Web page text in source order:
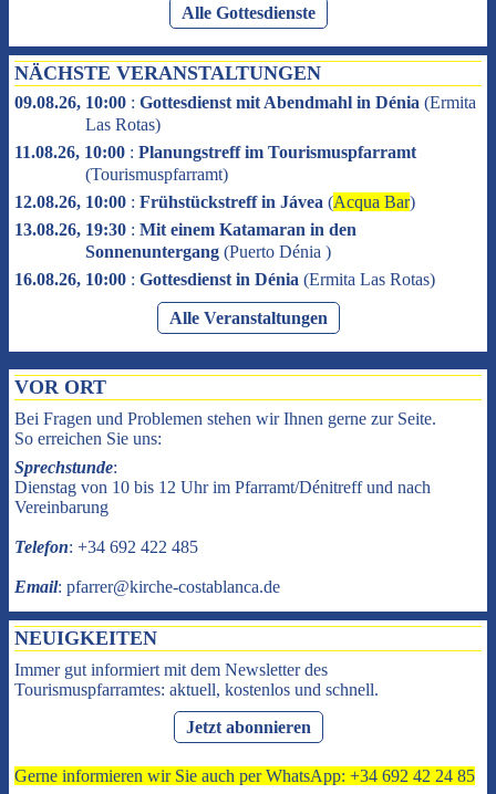
Alle Gottesdienste
NÄCHSTE VERANSTALTUNGEN
09.08.26, 10:00 : Gottesdienst mit Abendmahl in Dénia (Ermita
Las Rotas)
11.08.26, 10:00 : Planungstreff im Tourismuspfarramt
(Tourismuspfarramt)
12.08.26, 10:00 : Frühstückstreff in Jávea (Acqua Bar)
13.08.26, 19:30 : Mit einem Katamaran in den
Sonnenuntergang (Puerto Dénia )
16.08.26, 10:00 : Gottesdienst in Dénia (Ermita Las Rotas)
Alle Veranstaltungen
VOR ORT
Bei Fragen und Problemen stehen wir Ihnen gerne zur Seite.
So erreichen Sie uns:
Sprechstunde:
Dienstag von 10 bis 12 Uhr im Pfarramt/Dénitreff und nach
Vereinbarung
Telefon: +34 692 422 485
Email: pfarrer@kirche-costablanca.de
NEUIGKEITEN
Immer gut informiert mit dem Newsletter des
Tourismuspfarramtes: aktuell, kostenlos und schnell.
Jetzt abonnieren
Gerne informieren wir Sie auch per WhatsApp: +34 692 42 24 85